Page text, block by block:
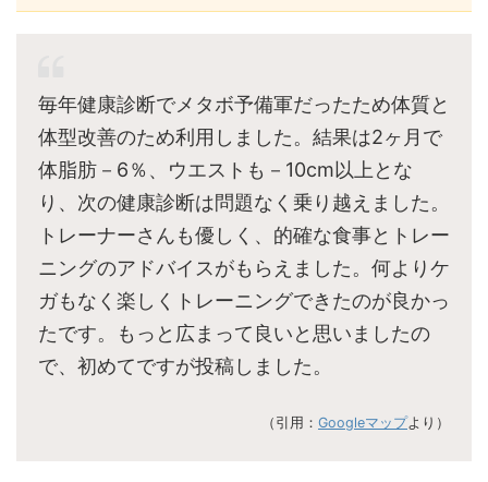
毎年健康診断でメタボ予備軍だったため体質と
体型改善のため利用しました。結果は2ヶ月で
体脂肪－6％、ウエストも－10cm以上とな
り、次の健康診断は問題なく乗り越えました。
トレーナーさんも優しく、的確な食事とトレー
ニングのアドバイスがもらえました。何よりケ
ガもなく楽しくトレーニングできたのが良かっ
たです。もっと広まって良いと思いましたの
で、初めてですが投稿しました。
（引用： Googleマップより）